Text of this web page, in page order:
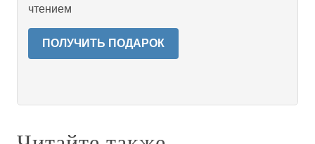
чтением
ПОЛУЧИТЬ ПОДАРОК